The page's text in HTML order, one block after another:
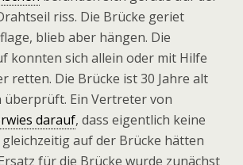
riss. Die Brücke geriet
blieb aber hängen. Die
konnten sich allein oder mit Hilfe
retten. Die Brücke ist 30 Jahre alt
überprüft. Ein Vertreter von
darauf, dass eigentlich keine
auf der Brücke hätten
für die Brücke wurde zunächst